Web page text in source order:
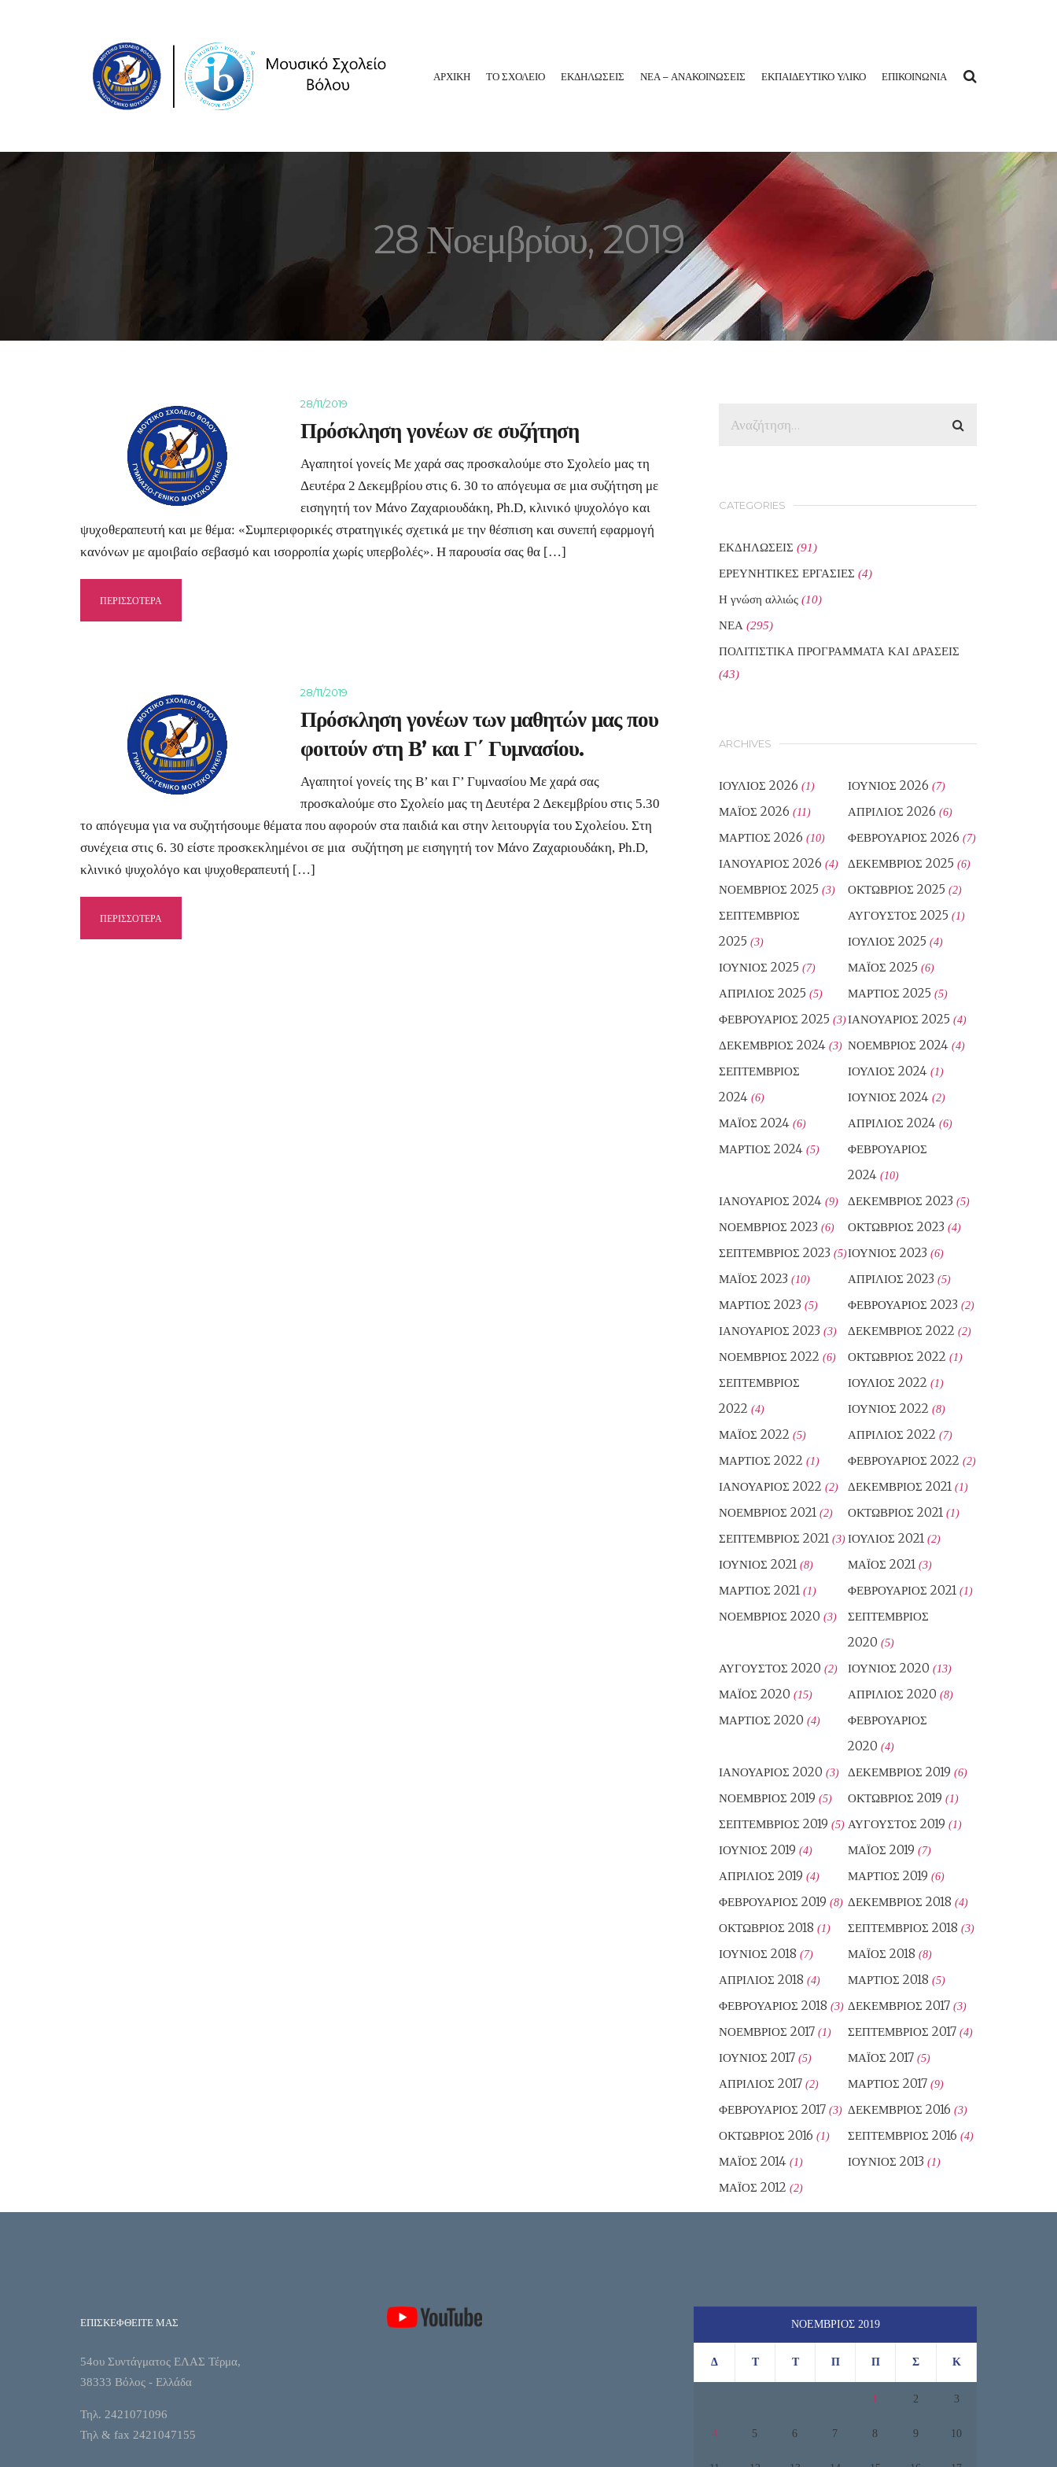
ΑΡΧΙΚΗ ΤΟ ΣΧΟΛΕΙΟ ΕΚΔΗΛΩΣΕΙΣ ΝΕΑ – ΑΝΑΚΟΙΝΩΣΕΙΣ ΕΚΠΑΙΔΕΥΤΙΚΟ ΥΛΙΚΟ ΕΠΙΚΟΙΝΩΝΙΑ
28 Νοεμβρίου, 2019
28/11/2019
Πρόσκληση γονέων σε συζήτηση
Αγαπητοί γονείς Με χαρά σας προσκαλούμε στο Σχολείο μας τη
Δευτέρα 2 Δεκεμβρίου στις 6. 30 το απόγευμα σε μια συζήτηση με
εισηγητή τον Μάνο Ζαχαριουδάκη, Ph.D, κλινικό ψυχολόγο και
ψυχοθεραπευτή και με θέμα: «Συμπεριφορικές στρατηγικές σχετικά με την θέσπιση και συνεπή εφαρμογή
κανόνων με αμοιβαίο σεβασμό και ισορροπία χωρίς υπερβολές». Η παρουσία σας θα […]
ΠΕΡΙΣΣΟΤΕΡΑ
28/11/2019
Πρόσκληση γονέων των μαθητών μας που
φοιτούν στη Β’ και Γ΄ Γυμνασίου.
Αγαπητοί γονείς της Β’ και Γ’ Γυμνασίου Με χαρά σας
προσκαλούμε στο Σχολείο μας τη Δευτέρα 2 Δεκεμβρίου στις 5.30
το απόγευμα για να συζητήσουμε θέματα που αφορούν στα παιδιά και στην λειτουργία του Σχολείου. Στη
συνέχεια στις 6. 30 είστε προσκεκλημένοι σε μια συζήτηση με εισηγητή τον Μάνο Ζαχαριουδάκη, Ph.D,
κλινικό ψυχολόγο και ψυχοθεραπευτή […]
ΠΕΡΙΣΣΟΤΕΡΑ
CATEGORIES
ΕΚΔΗΛΩΣΕΙΣ (91)
ΕΡΕΥΝΗΤΙΚΕΣ ΕΡΓΑΣΙΕΣ (4)
Η γνώση αλλιώς (10)
ΝΕΑ (295)
ΠΟΛΙΤΙΣΤΙΚΑ ΠΡΟΓΡΑΜΜΑΤΑ ΚΑΙ ΔΡΑΣΕΙΣ
(43)
ARCHIVES
ΙΟΎΛΙΟΣ 2026 (1) ΙΟΎΝΙΟΣ 2026 (7)
ΜΆΙΟΣ 2026 (11) ΑΠΡΊΛΙΟΣ 2026 (6)
ΜΆΡΤΙΟΣ 2026 (10) ΦΕΒΡΟΥΆΡΙΟΣ 2026 (7)
ΙΑΝΟΥΆΡΙΟΣ 2026 (4) ΔΕΚΈΜΒΡΙΟΣ 2025 (6)
ΝΟΈΜΒΡΙΟΣ 2025 (3) ΟΚΤΏΒΡΙΟΣ 2025 (2)
ΣΕΠΤΈΜΒΡΙΟΣ
2025 (3)
ΑΎΓΟΥΣΤΟΣ 2025 (1)
ΙΟΎΛΙΟΣ 2025 (4)
ΙΟΎΝΙΟΣ 2025 (7) ΜΆΙΟΣ 2025 (6)
ΑΠΡΊΛΙΟΣ 2025 (5) ΜΆΡΤΙΟΣ 2025 (5)
ΦΕΒΡΟΥΆΡΙΟΣ 2025 (3)ΙΑΝΟΥΆΡΙΟΣ 2025 (4)
ΔΕΚΈΜΒΡΙΟΣ 2024 (3) ΝΟΈΜΒΡΙΟΣ 2024 (4)
ΣΕΠΤΈΜΒΡΙΟΣ
2024 (6)
ΙΟΎΛΙΟΣ 2024 (1)
ΙΟΎΝΙΟΣ 2024 (2)
ΜΆΙΟΣ 2024 (6) ΑΠΡΊΛΙΟΣ 2024 (6)
ΜΆΡΤΙΟΣ 2024 (5)
ΦΕΒΡΟΥΆΡΙΟΣ
2024 (10)
ΙΑΝΟΥΆΡΙΟΣ 2024 (9) ΔΕΚΈΜΒΡΙΟΣ 2023 (5)
ΝΟΈΜΒΡΙΟΣ 2023 (6) ΟΚΤΏΒΡΙΟΣ 2023 (4)
ΣΕΠΤΈΜΒΡΙΟΣ 2023 (5)ΙΟΎΝΙΟΣ 2023 (6)
ΜΆΙΟΣ 2023 (10) ΑΠΡΊΛΙΟΣ 2023 (5)
ΜΆΡΤΙΟΣ 2023 (5) ΦΕΒΡΟΥΆΡΙΟΣ 2023 (2)
ΙΑΝΟΥΆΡΙΟΣ 2023 (3) ΔΕΚΈΜΒΡΙΟΣ 2022 (2)
ΝΟΈΜΒΡΙΟΣ 2022 (6) ΟΚΤΏΒΡΙΟΣ 2022 (1)
ΣΕΠΤΈΜΒΡΙΟΣ
2022 (4)
ΙΟΎΛΙΟΣ 2022 (1)
ΙΟΎΝΙΟΣ 2022 (8)
ΜΆΙΟΣ 2022 (5) ΑΠΡΊΛΙΟΣ 2022 (7)
ΜΆΡΤΙΟΣ 2022 (1) ΦΕΒΡΟΥΆΡΙΟΣ 2022 (2)
ΙΑΝΟΥΆΡΙΟΣ 2022 (2) ΔΕΚΈΜΒΡΙΟΣ 2021 (1)
ΝΟΈΜΒΡΙΟΣ 2021 (2) ΟΚΤΏΒΡΙΟΣ 2021 (1)
ΣΕΠΤΈΜΒΡΙΟΣ 2021 (3)ΙΟΎΛΙΟΣ 2021 (2)
ΙΟΎΝΙΟΣ 2021 (8) ΜΆΙΟΣ 2021 (3)
ΜΆΡΤΙΟΣ 2021 (1) ΦΕΒΡΟΥΆΡΙΟΣ 2021 (1)
ΝΟΈΜΒΡΙΟΣ 2020 (3)
ΣΕΠΤΈΜΒΡΙΟΣ
2020 (5)
ΑΎΓΟΥΣΤΟΣ 2020 (2) ΙΟΎΝΙΟΣ 2020 (13)
ΜΆΙΟΣ 2020 (15) ΑΠΡΊΛΙΟΣ 2020 (8)
ΜΆΡΤΙΟΣ 2020 (4)
ΦΕΒΡΟΥΆΡΙΟΣ
2020 (4)
ΙΑΝΟΥΆΡΙΟΣ 2020 (3) ΔΕΚΈΜΒΡΙΟΣ 2019 (6)
ΝΟΈΜΒΡΙΟΣ 2019 (5) ΟΚΤΏΒΡΙΟΣ 2019 (1)
ΣΕΠΤΈΜΒΡΙΟΣ 2019 (5) ΑΎΓΟΥΣΤΟΣ 2019 (1)
ΙΟΎΝΙΟΣ 2019 (4) ΜΆΙΟΣ 2019 (7)
ΑΠΡΊΛΙΟΣ 2019 (4) ΜΆΡΤΙΟΣ 2019 (6)
ΦΕΒΡΟΥΆΡΙΟΣ 2019 (8) ΔΕΚΈΜΒΡΙΟΣ 2018 (4)
ΟΚΤΏΒΡΙΟΣ 2018 (1) ΣΕΠΤΈΜΒΡΙΟΣ 2018 (3)
ΙΟΎΝΙΟΣ 2018 (7) ΜΆΙΟΣ 2018 (8)
ΑΠΡΊΛΙΟΣ 2018 (4) ΜΆΡΤΙΟΣ 2018 (5)
ΦΕΒΡΟΥΆΡΙΟΣ 2018 (3) ΔΕΚΈΜΒΡΙΟΣ 2017 (3)
ΝΟΈΜΒΡΙΟΣ 2017 (1) ΣΕΠΤΈΜΒΡΙΟΣ 2017 (4)
ΙΟΎΝΙΟΣ 2017 (5) ΜΆΙΟΣ 2017 (5)
ΑΠΡΊΛΙΟΣ 2017 (2) ΜΆΡΤΙΟΣ 2017 (9)
ΦΕΒΡΟΥΆΡΙΟΣ 2017 (3) ΔΕΚΈΜΒΡΙΟΣ 2016 (3)
ΟΚΤΏΒΡΙΟΣ 2016 (1) ΣΕΠΤΈΜΒΡΙΟΣ 2016 (4)
ΜΆΙΟΣ 2014 (1) ΙΟΎΝΙΟΣ 2013 (1)
ΜΆΙΟΣ 2012 (2)
ΕΠΙΣΚΕΦΘΕΙΤΕ ΜΑΣ
54ου Συντάγματος ΕΛΑΣ Τέρμα,
38333 Βόλος - Ελλάδα
Τηλ. 2421071096
Τηλ & fax 2421047155
ΝΟΈΜΒΡΙΟΣ 2019
Δ Τ Τ Π Π Σ Κ
1 2 3
4 5 6 7 8 9 10